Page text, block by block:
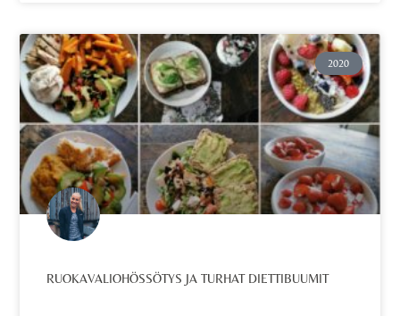
2020
RUOKAVALIOHÖSSÖTYS JA TURHAT DIETTIBUUMIT